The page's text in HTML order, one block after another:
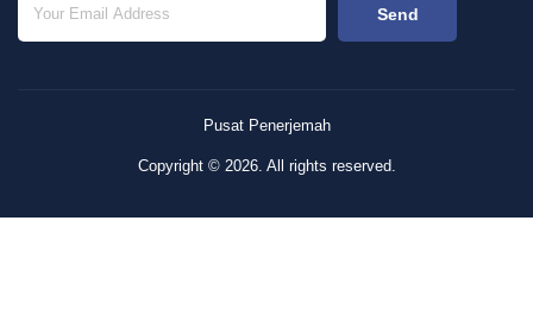
dan layanan penerjemahan yang bermanfaat bagi Anda.
Pusat Penerjemah